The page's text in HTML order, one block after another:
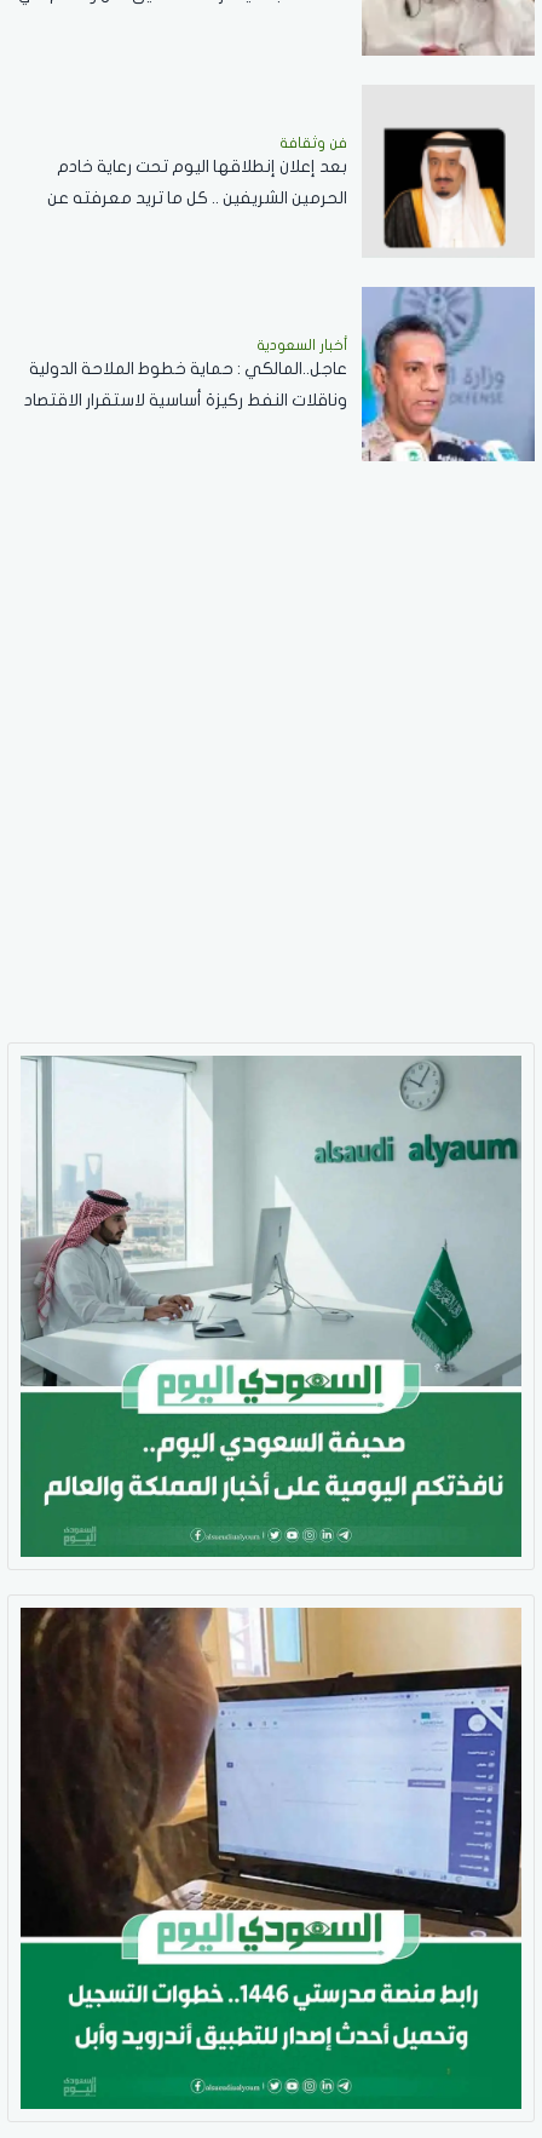
فن وثقافة
بعد إعلان إنطلاقها اليوم تحت رعاية خادم
الحرمين الشريفين .. كل ما تريد معرفته عن
أخبار السعودية
عاجل..المالكي : حماية خطوط الملاحة الدولية
وناقلات النفط ركيزة أساسية لاستقرار الاقتصاد